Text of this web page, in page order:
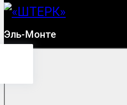
Эль-Монте